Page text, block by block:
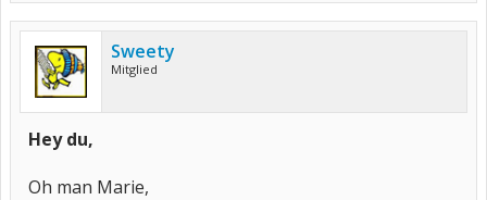
Sweety
Mitglied
Hey du,
Oh man Marie,